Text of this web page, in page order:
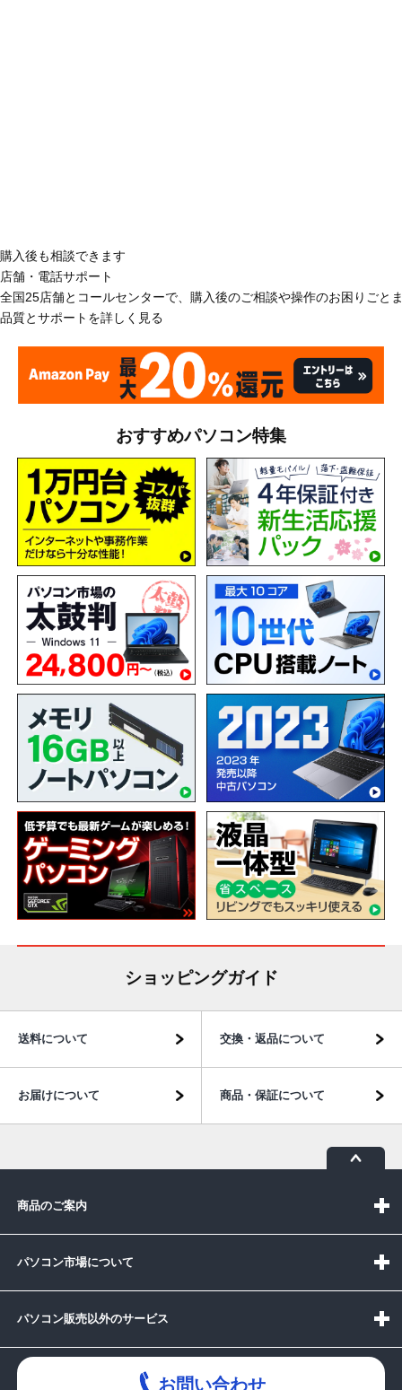
購入後も相談できます
店舗・電話サポート
全国25店舗とコールセンターで、購入後のご相談や操作のお困りごと
品質とサポートを詳しく見る
おすすめパソコン特集
ショッピングガイド
送料について 交換・返品について
お届けについて 商品・保証について
商品のご案内
パソコン市場について
パソコン販売以外のサービス
お問い合わせ